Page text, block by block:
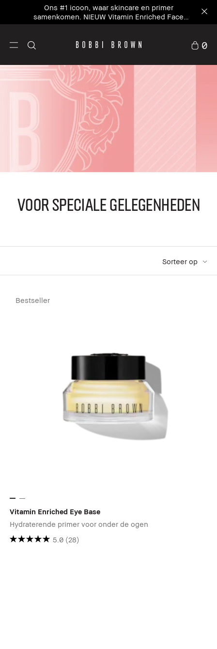
Ons #1 icoon, waar skincare en primer
samenkomen. NIEUW Vitamin Enriched Face
Base+
0
Voor speciale gelegenheden
Sorteer op
Bestseller
Vitamin Enriched Eye Base
Hydraterende primer voor onder de ogen
5.0 (28)